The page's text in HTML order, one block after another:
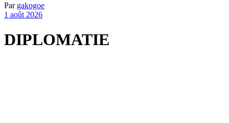
Par gakogoe
1 août 2026
DIPLOMATIE